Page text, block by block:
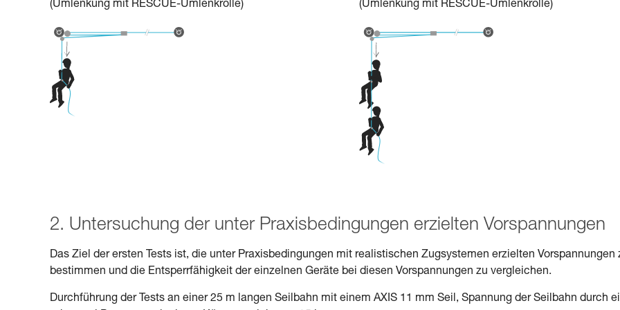
(Umlenkung mit RESCUE-Umlenkrolle) (Umlenkung mit RESCUE-Umlenkrolle)
2. Untersuchung der unter Praxisbedingungen erzielten Vorspannungen
Das Ziel der ersten Tests ist, die unter Praxisbedingungen mit realistischen Zugsystemen erzielten Vorspannungen
bestimmen und die Entsperrfähigkeit der einzelnen Geräte bei diesen Vorspannungen zu vergleichen.
Durchführung der Tests an einer 25 m langen Seilbahn mit einem AXIS 11 mm Seil, Spannung der Seilbahn durch